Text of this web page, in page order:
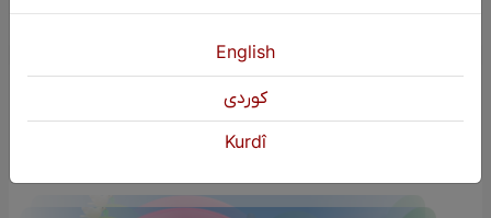
Dûmahîk Bername
English
كوردی
Kurdî